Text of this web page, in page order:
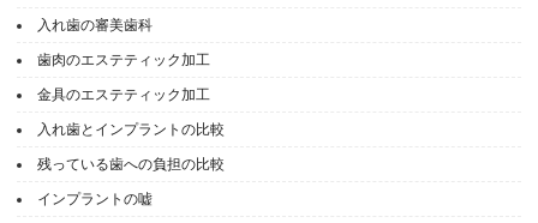
入れ歯の審美歯科
歯肉のエステティック加工
金具のエステティック加工
入れ歯とインプラントの比較
残っている歯への負担の比較
インプラントの嘘